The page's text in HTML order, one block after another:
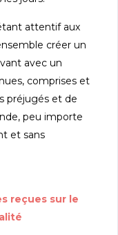
attentif aux
créer un
avec un
comprises et
préjugés et de
peu importe
et sans
reçues sur le